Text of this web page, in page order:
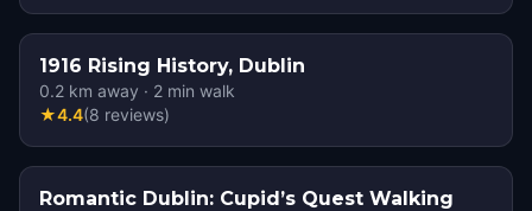
1916 Rising History, Dublin
0.2 km away · 2 min walk
★4.4(8 reviews)
Romantic Dublin: Cupid’s Quest Walking